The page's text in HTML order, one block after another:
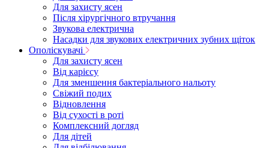
Для захисту ясен
Після хірургічного втручання
Звукова електрична
Насадки для звукових електричних зубних щіток
Ополіскувачі
Для захисту ясен
Від карієсу
Для зменшення бактеріального нальоту
Свіжий подих
Відновлення
Від сухості в роті
Комплексний догляд
Для дітей